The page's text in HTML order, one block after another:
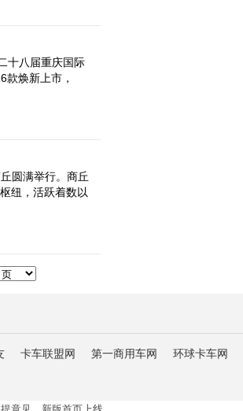
十八届重庆国际
焕新上市，
圆满举行。商丘
纽，活跃着数以
卡车联盟网 第一商用车网 环球卡车网